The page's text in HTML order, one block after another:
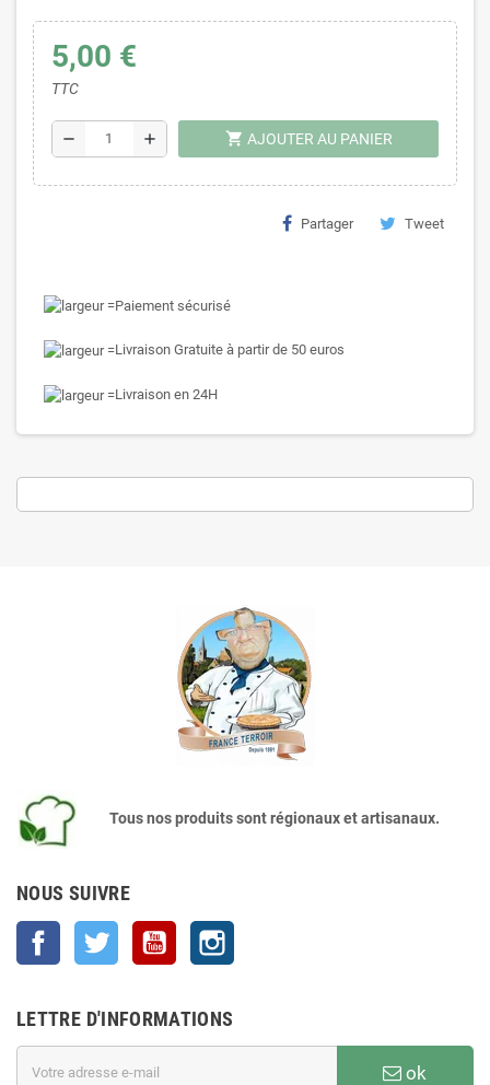
5,00 €
TTC
remove add shopping_cart AJOUTER AU PANIER
Partager Tweet
Paiement sécurisé
Livraison Gratuite à partir de 50 euros
Livraison en 24H
Tous nos produits sont régionaux et artisanaux.
NOUS SUIVRE
Facebook Twitter YouTube
LETTRE D'INFORMATIONS
ok